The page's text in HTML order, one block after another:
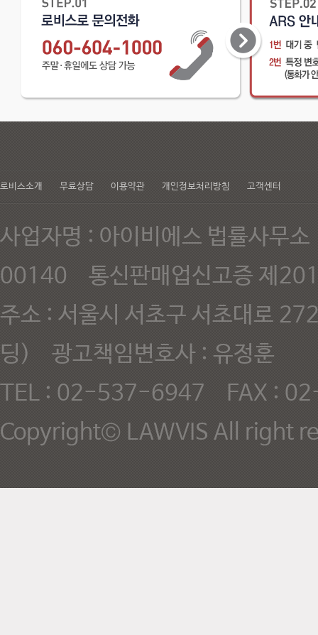
있습니다. - 신용카드 결제
로비스소개 무료상담 이용약관 개인정보처리방침 고객센터
사업자명 : 아이비에스 법률사
00140 통신판매업신고증 제
주소 : 서울시 서초구 서초대로
딩) 광고책임변호사 : 유정훈
TEL : 02-537-6947 FAX :
Copyright© LAWVIS All right